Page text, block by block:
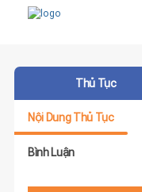
Thủ Tục
Nội Dung Thủ Tục
Bình Luận